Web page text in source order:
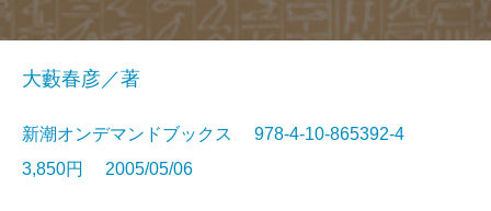
大藪春彦／著
新潮オンデマンドブックス 978-4-10-865392-4
3,850円 2005/05/06